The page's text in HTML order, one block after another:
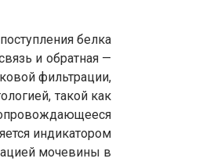
белка
и обратная —
фильтрации,
такой как
индикатором
мочевины в